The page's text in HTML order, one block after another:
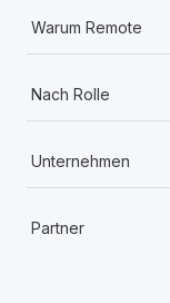
Warum Remote
Nach Rolle
Unternehmen
Partner